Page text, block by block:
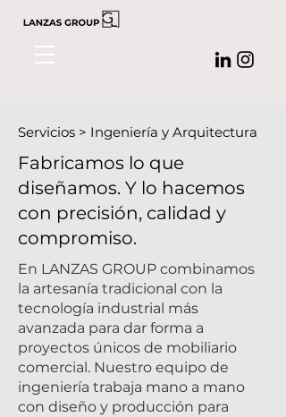
Servicios > Ingeniería y Arquitectura
Fabricamos lo que
diseñamos. Y lo hacemos
con precisión, calidad y
compromiso.
En LANZAS GROUP combinamos
la artesanía tradicional con la
tecnología industrial más
avanzada para dar forma a
proyectos únicos de mobiliario
comercial. Nuestro equipo de
ingeniería trabaja mano a mano
con diseño y producción para